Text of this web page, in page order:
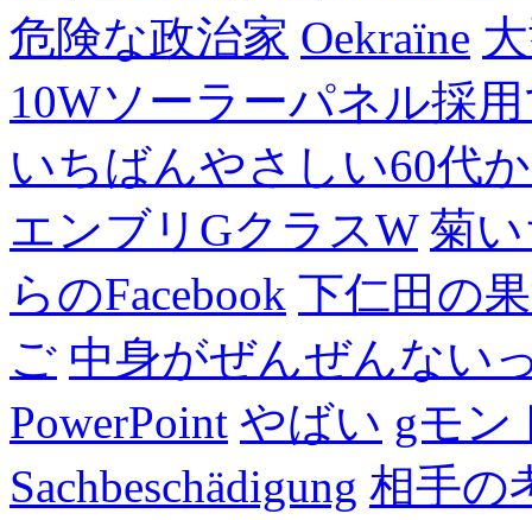
危険な政治家 Oekraïne
10Wソーラーパネル採
いちばんやさしい60代
エンブリGクラスW 菊
らのFacebook 下仁田の
ご 中身がぜんぜんない
PowerPoint やばい gモン
Sachbeschädigung 相手の